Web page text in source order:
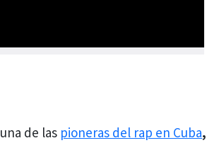
de las pioneras del rap en Cuba,